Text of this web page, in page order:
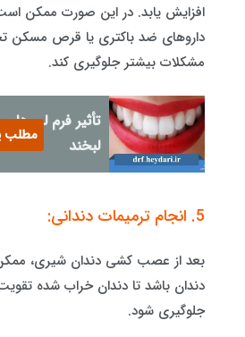
افزایش یابد. در این صورت ممکن
داروهای ضد باکتری یا قرص مسکن
مشکلات بیشتر جلوگیری کند.
تأثیر فرم لب‌ها
لبخند
مطلب
5. انجام ترمیمات دندانی:
بعد از عصب کشی دندان شیری،
دندان باشد تا دندان خراب شده
جلوگیری شود.